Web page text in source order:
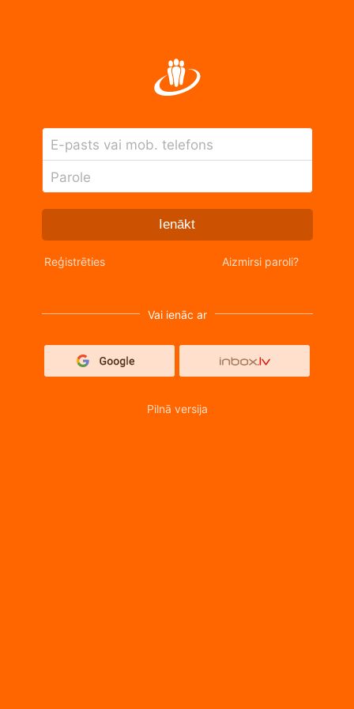
E-pasts vai mob. telefons
Parole
Ienākt
Reģistrēties Aizmirsi paroli?
Vai ienāc ar
Pilnā versija